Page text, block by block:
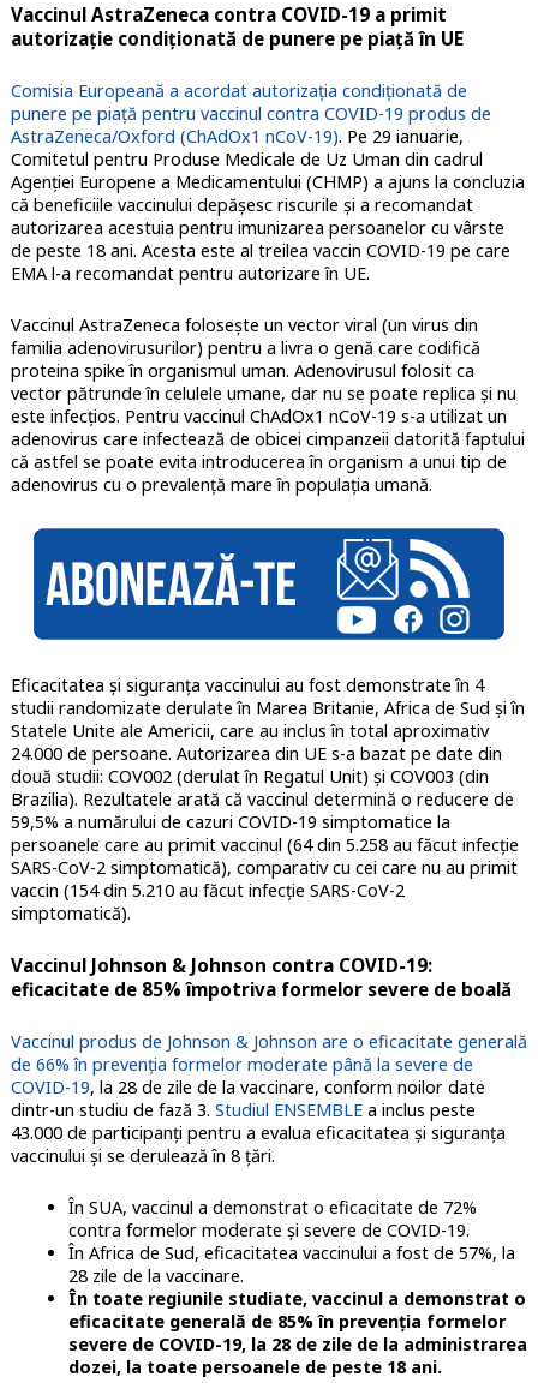
Vaccinul AstraZeneca contra COVID-19 a primit
autorizație condiționată de punere pe piață în UE
Comisia Europeană a acordat autorizația condiționată de
punere pe piață pentru vaccinul contra COVID-19 produs de
AstraZeneca/Oxford (ChAdOx1 nCoV-19). Pe 29 ianuarie,
Comitetul pentru Produse Medicale de Uz Uman din cadrul
Agenției Europene a Medicamentului (CHMP) a ajuns la concluzia
că beneficiile vaccinului depășesc riscurile și a recomandat
autorizarea acestuia pentru imunizarea persoanelor cu vârste
de peste 18 ani. Acesta este al treilea vaccin COVID-19 pe care
EMA l-a recomandat pentru autorizare în UE.
Vaccinul AstraZeneca folosește un vector viral (un virus din
familia adenovirusurilor) pentru a livra o genă care codifică
proteina spike în organismul uman. Adenovirusul folosit ca
vector pătrunde în celulele umane, dar nu se poate replica și nu
este infecțios. Pentru vaccinul ChAdOx1 nCoV-19 s-a utilizat un
adenovirus care infectează de obicei cimpanzeii datorită faptului
că astfel se poate evita introducerea în organism a unui tip de
adenovirus cu o prevalență mare în populația umană.
Eficacitatea și siguranța vaccinului au fost demonstrate în 4
studii randomizate derulate în Marea Britanie, Africa de Sud și în
Statele Unite ale Americii, care au inclus în total aproximativ
24.000 de persoane. Autorizarea din UE s-a bazat pe date din
două studii: COV002 (derulat în Regatul Unit) și COV003 (din
Brazilia). Rezultatele arată că vaccinul determină o reducere de
59,5% a numărului de cazuri COVID-19 simptomatice la
persoanele care au primit vaccinul (64 din 5.258 au făcut infecție
SARS-CoV-2 simptomatică), comparativ cu cei care nu au primit
vaccin (154 din 5.210 au făcut infecție SARS-CoV-2
simptomatică).
Vaccinul Johnson & Johnson contra COVID-19:
eficacitate de 85% împotriva formelor severe de boală
Vaccinul produs de Johnson & Johnson are o eficacitate generală
de 66% în prevenția formelor moderate până la severe de
COVID-19, la 28 de zile de la vaccinare, conform noilor date
dintr-un studiu de fază 3. Studiul ENSEMBLEa inclus peste
43.000 de participanți pentru a evalua eficacitatea și siguranța
vaccinului și se derulează în 8 țări.
În SUA, vaccinul a demonstrat o eficacitate de 72%
contra formelor moderate și severe de COVID-19.
În Africa de Sud, eficacitatea vaccinului a fost de 57%, la
28 zile de la vaccinare.
În toate regiunile studiate, vaccinul a demonstrat o
eficacitate generală de 85% în prevenția formelor
severe de COVID-19, la 28 de zile de la administrarea
dozei, la toate persoanele de peste 18 ani.